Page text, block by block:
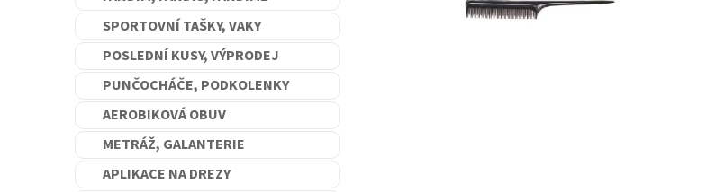
SPORTOVNÍ TAŠKY, VAKY
POSLEDNÍ KUSY, VÝPRODEJ
PUNČOCHÁČE, PODKOLENKY
AEROBIKOVÁ OBUV
METRÁŽ, GALANTERIE
APLIKACE NA DREZY